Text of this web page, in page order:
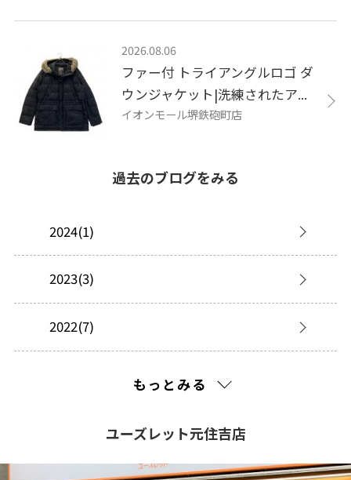
2026.08.06
ファー付 トライアングルロゴ ダ
ウンジャケット|洗練されたア...
イオンモール堺鉄砲町店
過去のブログをみる
2024(1)
2023(3)
2022(7)
2019(212)
もっとみる
ユーズレット元住吉店